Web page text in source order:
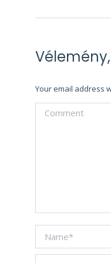
Your email address
Comment
Name *